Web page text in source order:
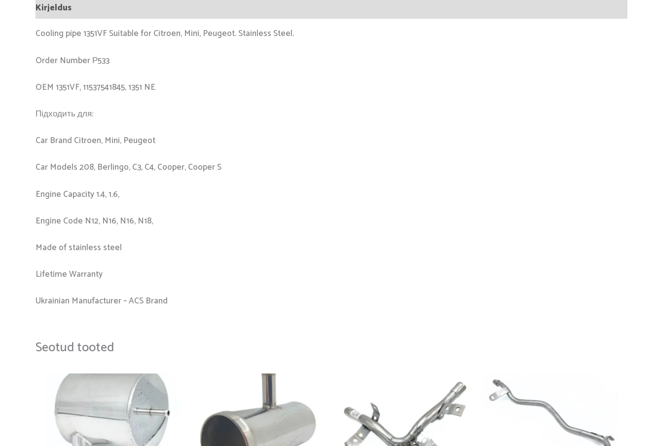
Kirjeldus
Cooling pipe 1351VF Suitable for Citroen, Mini, Peugeot. Stainless Steel.
Order Number Р533
OEM 1351VF, 11537541845, 1351 NE
Підходить для:
Car Brand Citroen, Mini, Peugeot
Car Models 208, Berlingo, C3, C4, Cooper, Cooper S
Engine Capacity 1.4, 1.6,
Engine Code N12, N16, N16, N18,
Made of stainless steel
Lifetime Warranty
Ukrainian Manufacturer – ACS Brand
Seotud tooted